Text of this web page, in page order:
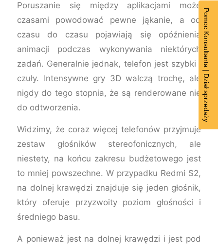
Poruszanie się między aplikacjami może
czasami powodować pewne jąkanie, a od
czasu do czasu pojawiają się opóźnienia
animacji podczas wykonywania niektórych
zadań. Generalnie jednak, telefon jest szybki i
czuły. Intensywne gry 3D walczą trochę, ale
nigdy do tego stopnia, że są renderowane nie
do odtworzenia.
Widzimy, że coraz więcej telefonów przyjmuje
zestaw głośników stereofonicznych, ale
niestety, na końcu zakresu budżetowego jest
to mniej powszechne. W przypadku Redmi S2,
na dolnej krawędzi znajduje się jeden głośnik,
który oferuje przyzwoity poziom głośności i
średniego basu.
A ponieważ jest na dolnej krawędzi i jest pod
Pomoc Konsultanta | Dział sprzedaży